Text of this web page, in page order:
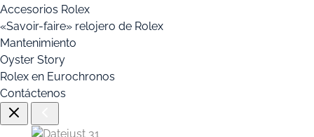
Accesorios Rolex
«Savoir-faire» relojero de Rolex
Mantenimiento
Oyster Story
Rolex en Eurochronos
Contáctenos